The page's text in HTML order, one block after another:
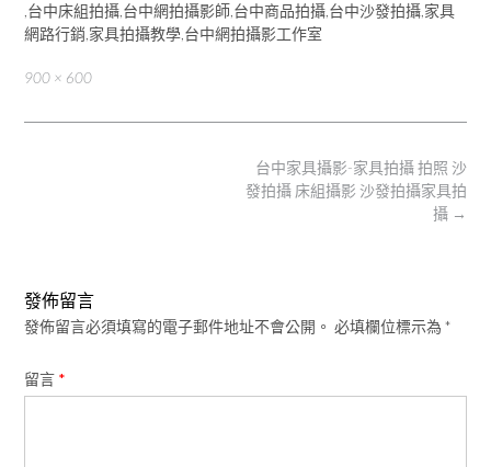
,台中床組拍攝,台中網拍攝影師,台中商品拍攝,台中沙發拍攝,家具
網路行銷,家具拍攝教學,台中網拍攝影工作室
Full
900 × 600
台中家具攝影-家具拍攝 拍照 沙
發拍攝 床組攝影 沙發拍攝家具拍
攝 →
發佈留言
發佈留言必須填寫的電子郵件地址不會公開。 必填欄位標示為 *
留言 *